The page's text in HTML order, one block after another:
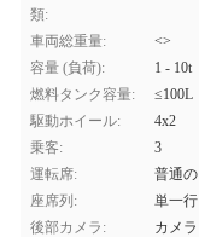
類:
車両総重量:
<>
容量 (負荷):
1 - 10t
燃料タンク容量:
≤100L
駆動ホイール:
4x2
乗客:
3
運転席:
普通の
座席列:
単一行
後部カメラ:
カメラ